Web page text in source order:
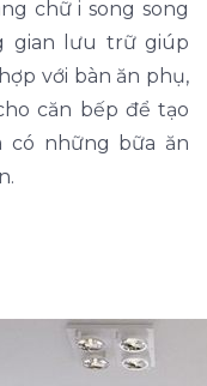
chữ i song song
gian lưu trữ giúp
với bàn ăn phụ,
căn bếp để tạo
có những bữa ăn